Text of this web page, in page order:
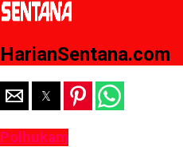
HarianSentana.com
Polhukam